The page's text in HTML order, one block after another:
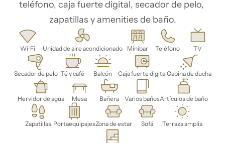
teléfono, caja fuerte digital, secador de pelo,
zapatillas y amenities de baño.
Wi‑Fi Unidad de aire acondicionado Minibar Teléfono TV
Secador de pelo Té y café Balcón Caja fuerte digitalCabina de ducha
Hervidor de agua Mesa Bañera Varios bañosArtículos de baño
Zapatillas PortaequipajesZona de estar Sofá Terraza amplia